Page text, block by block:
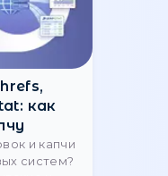
аптайм и
прокси
| StableProxy